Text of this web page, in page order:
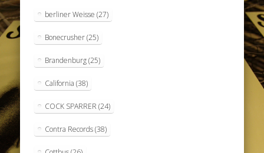
berliner Weisse (27)
Bonecrusher(25)
Brandenburg(25)
California (38)
COCK SPARRER (24)
Contra Records(38)